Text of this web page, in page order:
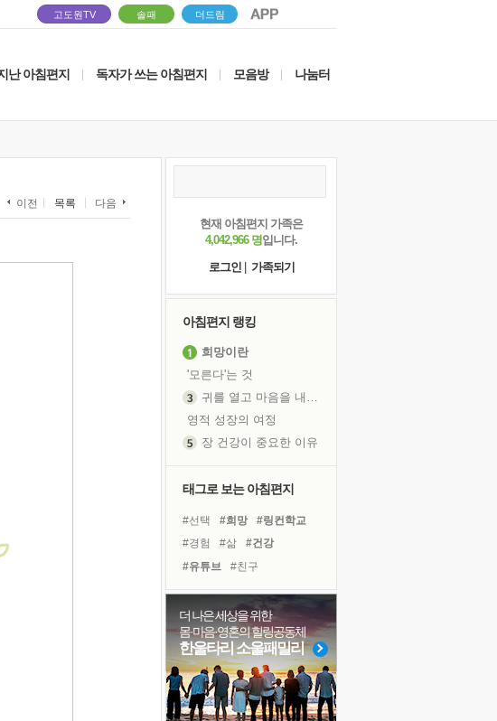
고도원TV 솔패 더드림
난 아침편지 독자가 쓰는 아침편지 모음방 나눔터
이전 목록 다음
현재 아침편지 가족은
4,042,966 명입니다.
로그인
가족되기
아침편지 랭킹
희망이란
'모른다'는 것
귀를 열고 마음을 내어주고
영적 성장의 여정
장 건강이 중요한 이유
꿈이 실제가 되는 것
'말 타는 법'을 먼저
졸업식 사진을 보며
아픈 아버지를 위한 공간 설계
극심한 변비, 어깨결림, 수면 장애
보고 싶은 어머니
태그로 보는 아침편지
#선택 #희망
#링컨학교
#경험
#삶
#건강
#유튜브
#친구
#면역력
#비전캠프
#힐링
#극복
#바이러스
#명상
#나눔
#계획
#위기
#아이들
#도움
#사람
#독서 #다짐
더 나은 세상을 위한
몸·마음·영혼의 힐링공동체
한울타리 소울패밀리